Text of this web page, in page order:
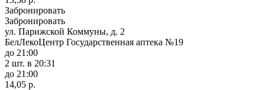
Забронировать
Забронировать
ул. Парижской Коммуны, д. 2
БелЛекоЦентр Государственная аптека №19
до 21:00
2 шт. в 20:31
до 21:00
14,05 р.